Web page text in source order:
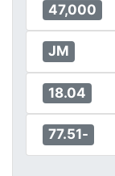
47,000
JM
18.04
-77.51